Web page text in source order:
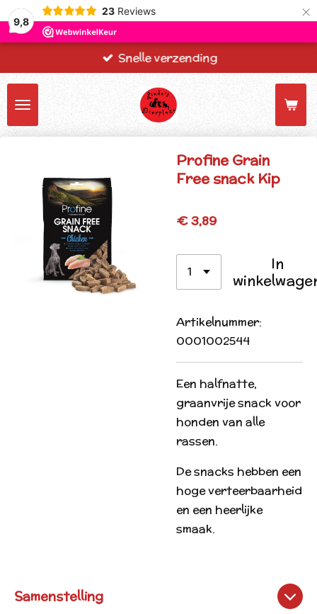
9,8
23 Reviews ×
Snelle verzending
Profine Grain
Free snack Kip
€ 3,89
In
Artikelnummer:
0001002544
Een halfnatte,
graanvrije snack voor
honden van alle
rassen.
De snacks hebben een
hoge verteerbaarheid
en een heerlijke
smaak.
Samenstelling